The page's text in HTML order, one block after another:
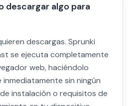
descargar algo para
descargas. Sprunki
se ejecuta completamente
web, haciéndolo
inmediatamente sin ningún
instalación o requisitos de